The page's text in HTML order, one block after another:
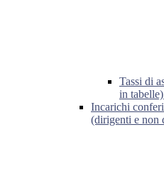
Tassi di
in tabelle)
Incarichi
(dirigenti e non